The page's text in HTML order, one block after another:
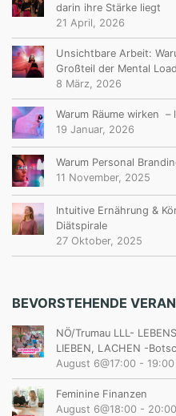
darin ihre Stärke liegt
21 April, 2026
Unsichtbare Arbeit:
Großteil der Mental
8 März, 2026
Warum Räume wirken
19 Januar, 2026
Warum Personal
11 November, 2025
Intuitive Ernährung &
Diätspirale
27 Oktober, 2025
BEVORSTEHENDE
NÖ/Trumau LLL-
LIEBEN, LACHEN -
August 6@17:00 - 19:00
Feminine Finanzen
August 6@18:00 - 20:00